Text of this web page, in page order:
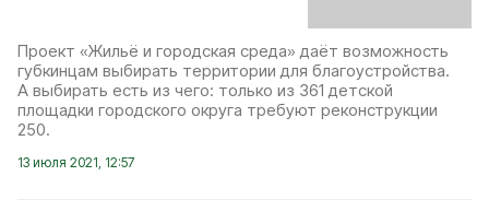
Проект «Жильё и городская среда» даёт возможность
губкинцам выбирать территории для благоустройства.
А выбирать есть из чего: только из 361 детской
площадки городского округа требуют реконструкции
250.
13 июля 2021, 12:57